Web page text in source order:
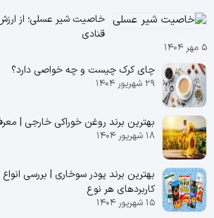
خاصیت شیر عسلی؛ از ارزش
قنادی
۵ مهر ۱۴۰۴
چای کرک چیست و چه خواصی دارد؟
۲۹ شهریور ۱۴۰۴
بهترین برند روغن خوراکی خارجی |
۱۸ شهریور ۱۴۰۴
بهترین برند پودر سوخاری | بررسی
کاربردهای هر نوع
۱۵ شهریور ۱۴۰۴